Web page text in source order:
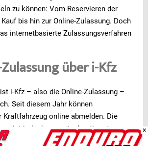
zu können: Vom Reservieren der
bis hin zur Online-Zulassung. Doch
internetbasierte Zulassungsverfahren
über i-Kfz
i-Kfz – also die Online-Zulassung –
Seit diesem Jahr können
Kraftfahrzeug online abmelden. Die
ist jedoch nur unter bestimmten
So muss der Halter zum einen
×